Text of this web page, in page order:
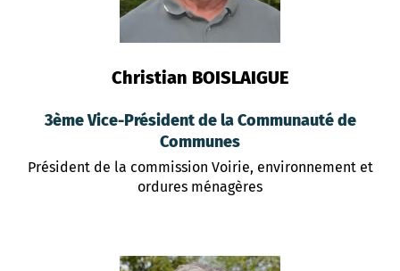
Christian BOISLAIGUE
3ème Vice-Président de la Communauté de
Communes
Président de la commission Voirie, environnement et
ordures ménagères